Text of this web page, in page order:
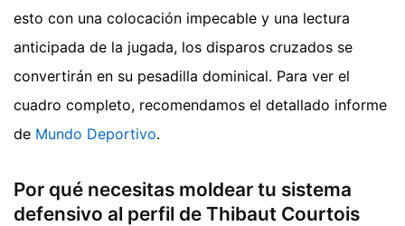
esto con una colocación impecable y una lectura
anticipada de la jugada, los disparos cruzados se
convertirán en su pesadilla dominical. Para ver el
cuadro completo, recomendamos el detallado informe
de Mundo Deportivo.
Por qué necesitas moldear tu sistema
defensivo al perfil de Thibaut Courtois